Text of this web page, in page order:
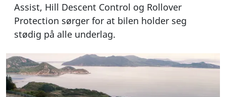
Assist, Hill Descent Control og Rollover
Protection sørger for at bilen holder seg
stødig på alle underlag.